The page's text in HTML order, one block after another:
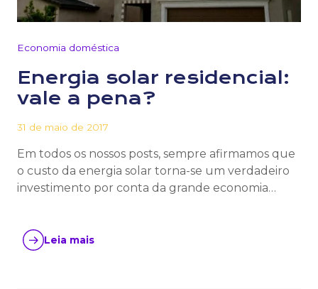
Economia doméstica
Energia solar residencial:
vale a pena?
31 de maio de 2017
Em todos os nossos posts, sempre afirmamos que
o custo da energia solar torna-se um verdadeiro
investimento por conta da grande economia…
Leia mais